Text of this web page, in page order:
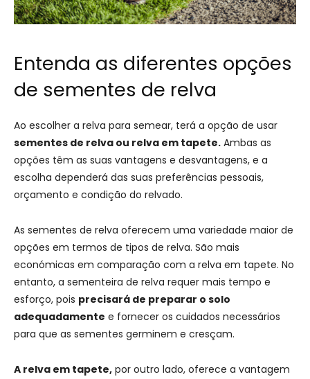
Entenda as diferentes opções
de sementes de relva
Ao escolher a relva para semear, terá a opção de usar
sementes de relva ou relva em tapete. Ambas as
opções têm as suas vantagens e desvantagens, e a
escolha dependerá das suas preferências pessoais,
orçamento e condição do relvado.
As sementes de relva oferecem uma variedade maior de
opções em termos de tipos de relva. São mais
económicas em comparação com a relva em tapete. No
entanto, a sementeira de relva requer mais tempo e
esforço, pois precisará de preparar o solo
adequadamente e fornecer os cuidados necessários
para que as sementes germinem e cresçam.
A relva em tapete, por outro lado, oferece a vantagem